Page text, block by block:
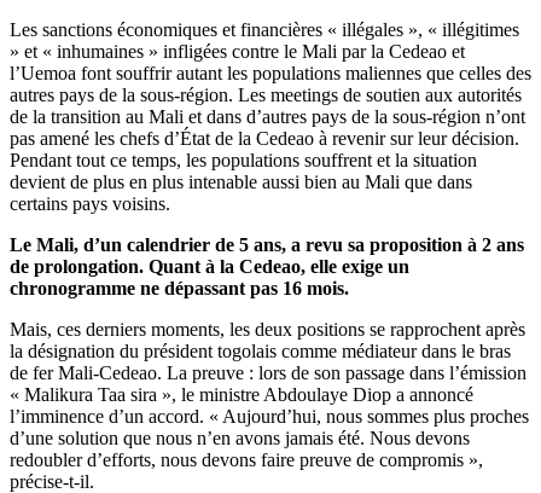
Les sanctions économiques et financières « illégales », « illégitimes
» et « inhumaines » infligées contre le Mali par la Cedeao et
l’Uemoa font souffrir autant les populations maliennes que celles des
autres pays de la sous-région. Les meetings de soutien aux autorités
de la transition au Mali et dans d’autres pays de la sous-région n’ont
pas amené les chefs d’État de la Cedeao à revenir sur leur décision.
Pendant tout ce temps, les populations souffrent et la situation
devient de plus en plus intenable aussi bien au Mali que dans
certains pays voisins.
Le Mali, d’un calendrier de 5 ans, a revu sa proposition à 2 ans
de prolongation. Quant à la Cedeao, elle exige un
chronogramme ne dépassant pas 16 mois.
Mais, ces derniers moments, les deux positions se rapprochent après
la désignation du président togolais comme médiateur dans le bras
de fer Mali-Cedeao. La preuve : lors de son passage dans l’émission
« Malikura Taa sira », le ministre Abdoulaye Diop a annoncé
l’imminence d’un accord. « Aujourd’hui, nous sommes plus proches
d’une solution que nous n’en avons jamais été. Nous devons
redoubler d’efforts, nous devons faire preuve de compromis »,
précise-t-il.